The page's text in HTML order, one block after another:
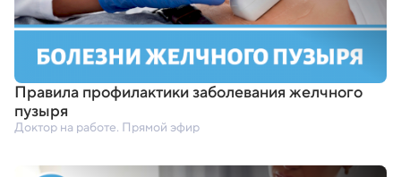
Правила профилактики заболевания желчного
пузыря
Доктор на работе. Прямой эфир